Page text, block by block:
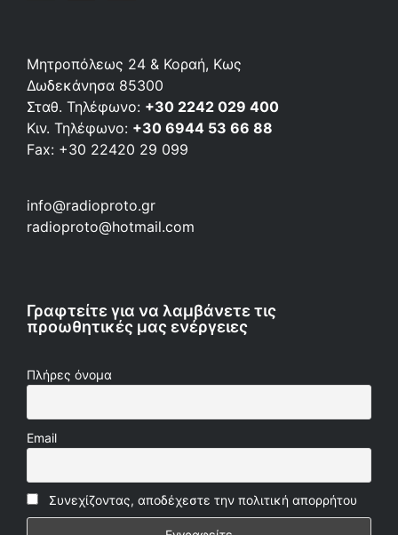
Μητροπόλεως 24 & Κοραή, Κως
Δωδεκάνησα 85300
Σταθ. Τηλέφωνο: +30 2242 029 400
Κιν. Τηλέφωνο: +30 6944 53 66 88
Fax: +30 22420 29 099
info@radioproto.gr
radioproto@hotmail.com
Γραφτείτε για να λαμβάνετε τις
προωθητικές μας ενέργειες
Πλήρες όνομα
Email
Συνεχίζοντας, αποδέχεστε την πολιτική απορρήτου